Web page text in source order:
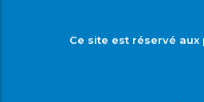
Ce site est réservé